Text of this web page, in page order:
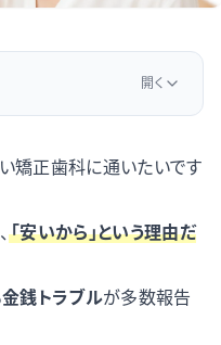
開く
矯正歯科に通いたいです
「安いから」という理由だ
金銭トラブルが多数報告